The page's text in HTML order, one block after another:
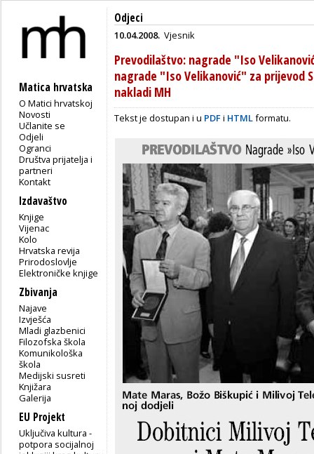
Matica hrvatska
O Matici hrvatskoj
Novosti
Učlanite se
Odjeli
Ogranci
Društva prijatelja i
partneri
Kontakt
Izdavaštvo
Knjige
Vijenac
Kolo
Hrvatska revija
Prirodoslovlje
Elektroničke knjige
Zbivanja
Najave
Izvješća
Mladi glazbenici
Filozofska škola
Komunikološka
škola
Medijski susreti
Knjižara
Galerija
EU Projekt
Uključiva kultura -
potpora socijalnoj
Odjeci
10.04.2008. Vjesnik
Prevodilaštvo: nagrade "Iso
nagrade "Iso Velikanović" za prijevod
nakladi MH
Tekst je dostupan i u PDFi HTMLformatu.